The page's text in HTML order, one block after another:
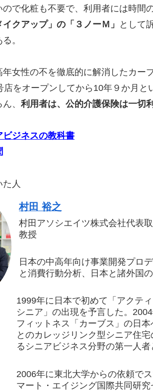
で化粧も不要で、利用者には時間
クアップ」の「３ノーＭ」
として
。
年女性の不を徹底的に解消したカ
店をオープンしてから10年９か月
、 利用者は、公的介護保険は一切
ビジネスの教科書
人
村田 裕之
村田アソシエイツ株式会社代表
教授
日本の中高年向け事業開発プロ
と消費行動分析、日本と諸外国
1999年に日本で初めて「アクテ
シニア」の出現を予言した。
フィットネス「カーブス」の日
とのカレッジリンク型シニア住
るシニアビジネス分野の第一人者
2006年に東北大学からの依頼で
マート・エイジング国際共同研